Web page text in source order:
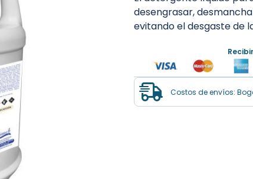
desengrasar,
evitando el desgaste de
Costos de envíos: